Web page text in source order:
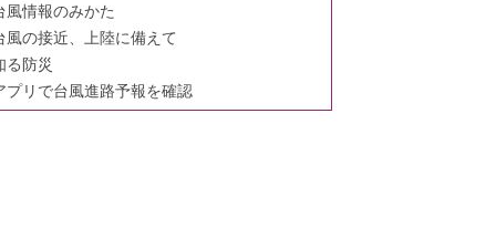
風情報のみかた
風の接近、上陸に備えて
る防災
プリで台風進路予報を確認